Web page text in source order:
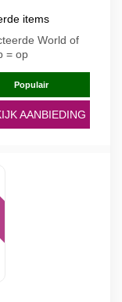
items
World of
= op
Populair
AANBIEDING